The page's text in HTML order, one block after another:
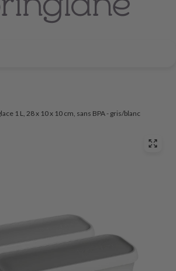
1 L, 28 x 10 x 10 cm, sans BPA - gris/blanc